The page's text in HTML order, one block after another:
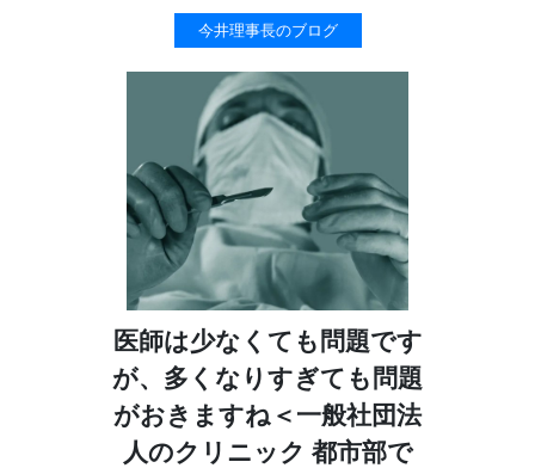
今井理事長のブログ
医師は少なくても問題です
が、多くなりすぎても問題
がおきますね＜一般社団法
人のクリニック 都市部で